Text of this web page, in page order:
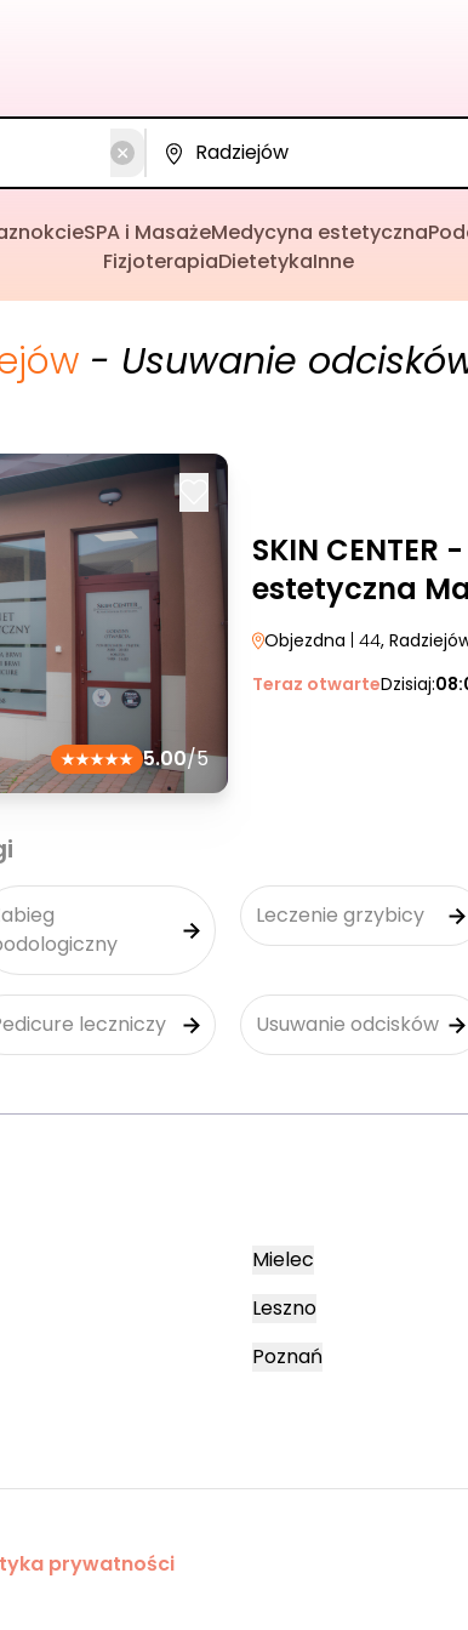
SPA i MasażeMedycyna estetyczna
FizjoterapiaDietetykaInne
- Usuwanie
5.00/5
SKIN
estetyczna
Objezdna | 44,
Teraz otwarteDzisiaj:
Leczenie grzybicy
leczniczy Usuwanie odcisków
Mielec
Leszno
Poznań
prywatności